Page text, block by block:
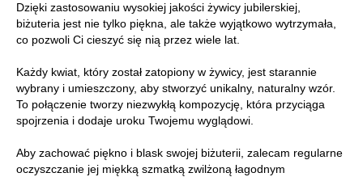
Dzięki zastosowaniu wysokiej jakości żywicy jubilerskiej,
biżuteria jest nie tylko piękna, ale także wyjątkowo wytrzymała,
co pozwoli Ci cieszyć się nią przez wiele lat.
Każdy kwiat, który został zatopiony w żywicy, jest starannie
wybrany i umieszczony, aby stworzyć unikalny, naturalny wzór.
To połączenie tworzy niezwykłą kompozycję, która przyciąga
spojrzenia i dodaje uroku Twojemu wyglądowi.
Aby zachować piękno i blask swojej biżuterii, zalecam regularne
oczyszczanie jej miękką szmatką zwilżoną łagodnym